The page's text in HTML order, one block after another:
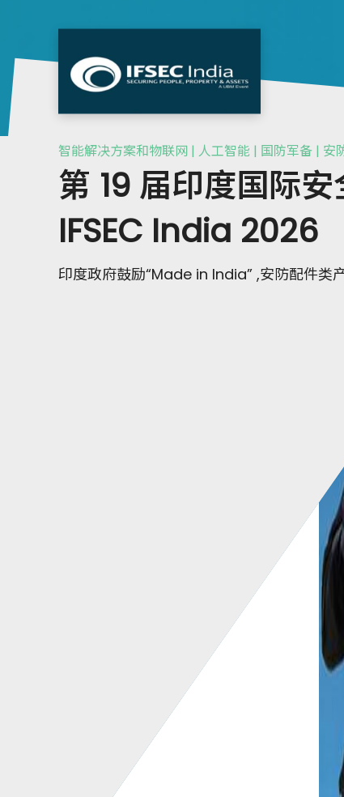
智能解决方案和物联网 | 人工智能 | 国防军备 | 安
第 19 届印度国际
IFSEC India 2026
印度政府鼓励“Made in India” ,安防配件类